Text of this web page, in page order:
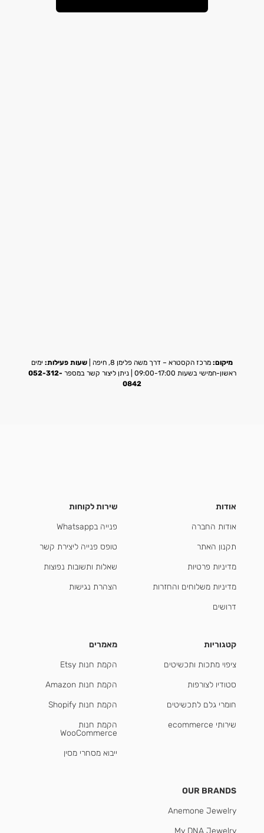
מיקום: מרכז הקסטרא – דרך משה פלימן 8, חיפה | שעות פעילות: ימים
ראשון-חמישי בשעות 09:00-17:00 | ניתן ליצור קשר במספר
052-312-
0842
אודות
אודות החברה
תקנון האתר
מדיניות פרטיות
מדיניות משלוחים והחזרות
דרושים
שירות לקוחות
פנייה בWhatsapp
טופס פנייה ליצירת קשר
שאלות ותשובות נפוצות
הצהרת נגישות
קטגוריות
ציפוי מתכות ותכשיטים
סטודיו לצורפות
חומרי גלם לתכשיטים
שירותי ecommerce
מאמרים
הקמת חנות Etsy
הקמת חנות Amazon
הקמת חנות Shopify
הקמת חנות
WooCommerce
ייבוא מסחרי מסין
OUR BRANDS
Anemone Jewelry
My DNA Jewelry